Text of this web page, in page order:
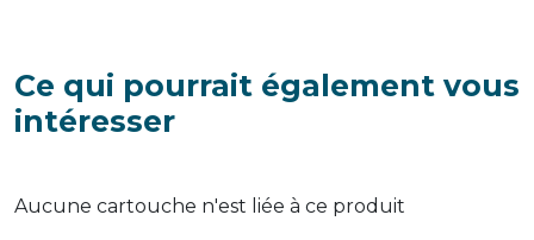
Ce qui pourrait également vous
intéresser
Aucune cartouche n'est liée à ce produit